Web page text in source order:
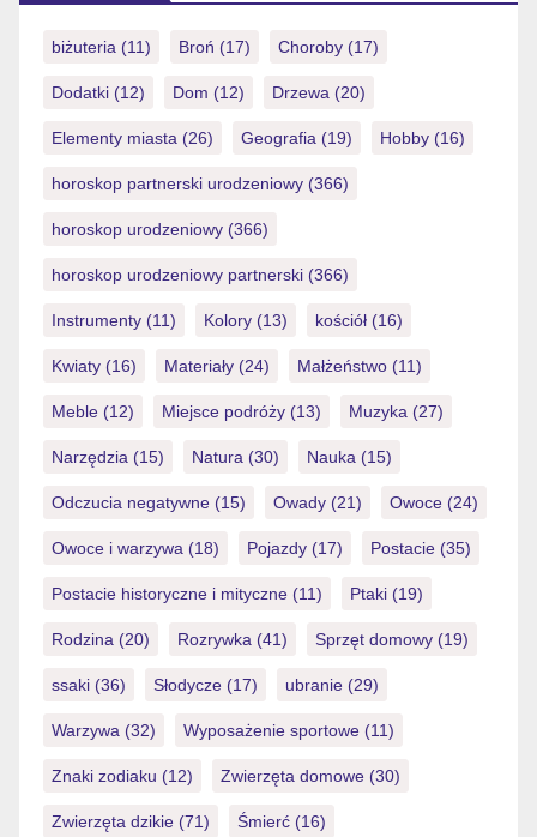
Webseite, selbige gar keine sonstige Montage erfordert.
biżuteria (11) Broń (17) Choroby (17)
Dodatki (12) Dom (12) Drzewa (20)
Elementy miasta (26) Geografia (19) Hobby (16)
horoskop partnerski urodzeniowy (366)
horoskop urodzeniowy (366)
horoskop urodzeniowy partnerski (366)
Instrumenty (11) Kolory (13) kościół (16)
Kwiaty (16) Materiały (24) Małżeństwo (11)
Meble (12) Miejsce podróży (13) Muzyka (27)
Narzędzia (15) Natura (30) Nauka (15)
Odczucia negatywne (15) Owady (21) Owoce (24)
Owoce i warzywa (18) Pojazdy (17) Postacie (35)
Postacie historyczne i mityczne (11) Ptaki (19)
Rodzina (20) Rozrywka (41) Sprzęt domowy (19)
ssaki (36) Słodycze (17) ubranie (29)
Warzywa (32) Wyposażenie sportowe (11)
Znaki zodiaku (12) Zwierzęta domowe (30)
Zwierzęta dzikie (71) Śmierć (16)